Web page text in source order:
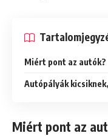
Miért pont az autók?
Autópályák
Miért pont az